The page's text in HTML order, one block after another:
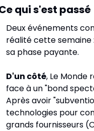
qui s'est passé
Deux événements
réalité cette semaine
sa phase payante.
D'un côté, Le Monde
face à un "bond
Après avoir
technologies pour
grands fournisseurs